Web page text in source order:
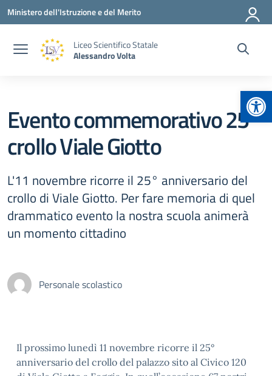
Vai ai contenuti
Vai al menu di navigazione
Vai al footer
Ministero dell'Istruzione e del Merito
Liceo Scientifico Statale
Alessandro Volta
Evento commemorativo 25°
crollo Viale Giotto
L'11 novembre ricorre il 25° anniversario del
crollo di Viale Giotto. Per fare memoria di quel
drammatico evento la nostra scuola animerà
un momento cittadino
Personale scolastico
Il prossimo lunedì 11 novembre ricorre il 25°
anniversario del crollo del palazzo sito al Civico 120